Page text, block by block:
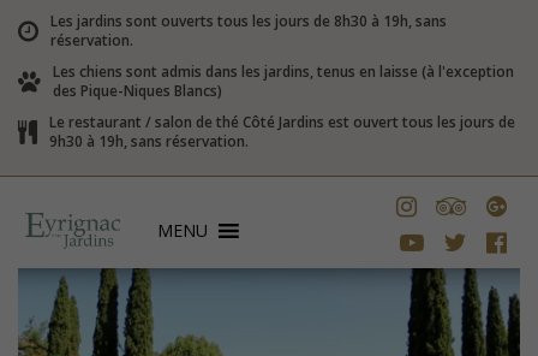
Les jardins sont ouverts tous les jours de 8h30 à 19h, sans
réservation.
Les chiens sont admis dans les jardins, tenus en laisse (à l'exception
des Pique-Niques Blancs)
Le restaurant / salon de thé Côté Jardins est ouvert tous les jours de
9h30 à 19h, sans réservation.
MENU